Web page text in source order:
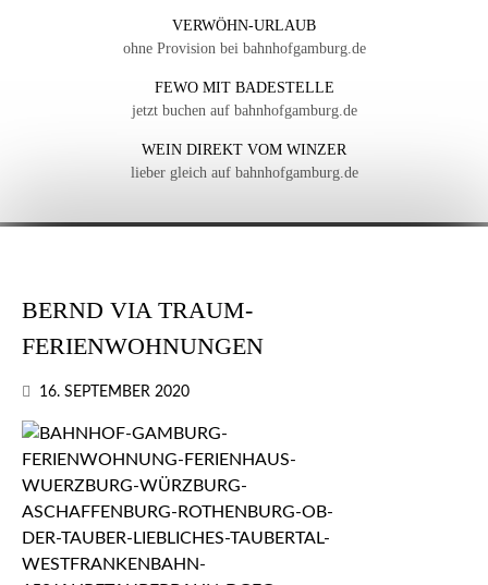
VERWÖHN-URLAUB
ohne Provision bei bahnhofgamburg.de
FEWO MIT BADESTELLE
jetzt buchen auf bahnhofgamburg.de
WEIN DIREKT VOM WINZER
lieber gleich auf bahnhofgamburg.de
BERND VIA TRAUM-
FERIENWOHNUNGEN
16. SEPTEMBER 2020